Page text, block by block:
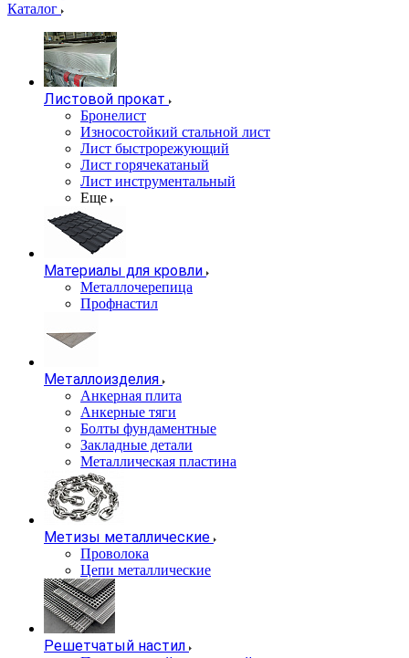
Каталог
Листовой прокат
Бронелист
Износостойкий стальной лист
Лист быстрорежующий
Лист горячекатаный
Лист инструментальный
Еще
Материалы для кровли
Металлочерепица
Профнастил
Металлоизделия
Анкерная плита
Анкерные тяги
Болты фундаментные
Закладные детали
Металлическая пластина
Метизы металлические
Проволока
Цепи металлические
Решетчатый настил